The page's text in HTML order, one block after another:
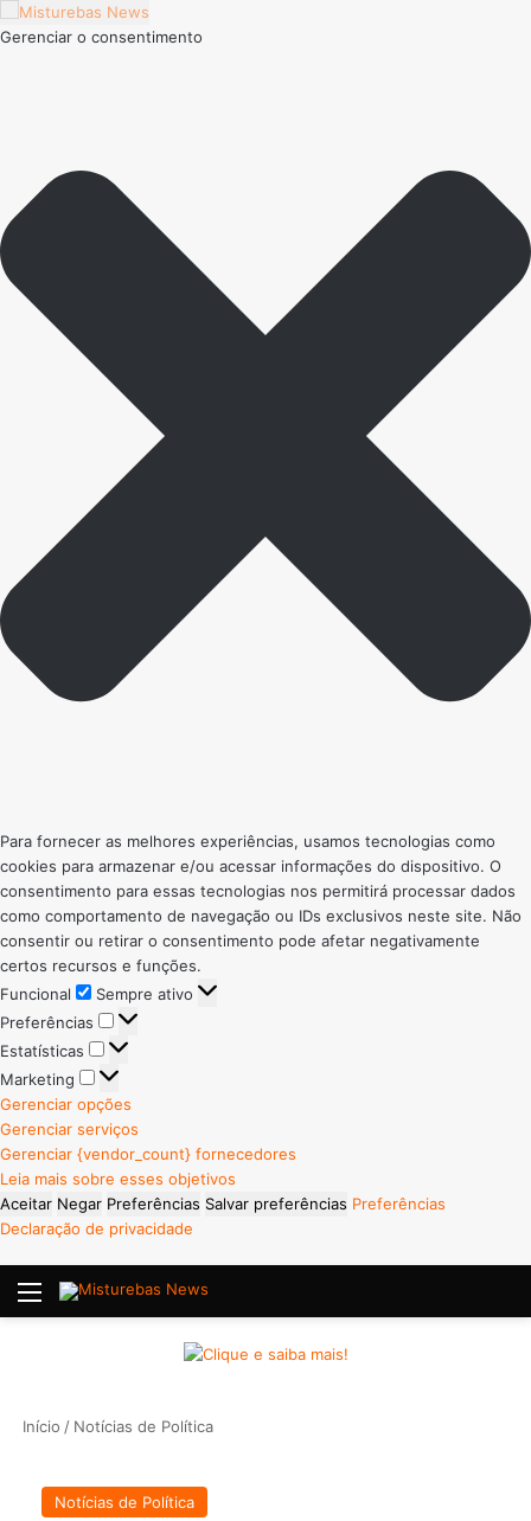
Gerenciar o consentimento
Para fornecer as melhores experiências, usamos tecnologias como
cookies para armazenar e/ou acessar informações do dispositivo. O
consentimento para essas tecnologias nos permitirá processar dados
como comportamento de navegação ou IDs exclusivos neste site. Não
consentir ou retirar o consentimento pode afetar negativamente
certos recursos e funções.
Funcional
Funcional
Sempre ativo
Preferências
Preferências
Estatísticas
Estatísticas
Marketing
Marketing
Gerenciar opções
Gerenciar serviços
Gerenciar {vendor_count} fornecedores
Leia mais sobre esses objetivos
Aceitar Negar Preferências Salvar preferências Preferências
Declaração de privacidade
Menu
Início / Notícias de Política
Notícias de Política